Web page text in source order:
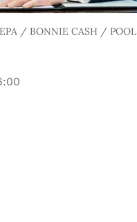
EPA / BONNIE CASH / POOL